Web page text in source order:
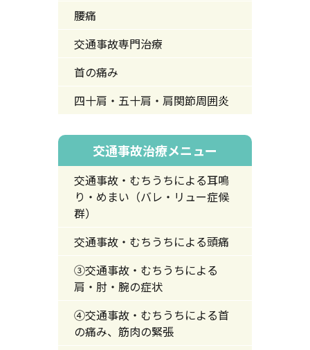
腰痛
交通事故専門治療
首の痛み
四十肩・五十肩・肩関節周囲炎
交通事故治療メニュー
交通事故・むちうちによる耳鳴
り・めまい（バレ・リュー症候
群）
交通事故・むちうちによる頭痛
③交通事故・むちうちによる
肩・肘・腕の症状
④交通事故・むちうちによる首
の痛み、筋肉の緊張